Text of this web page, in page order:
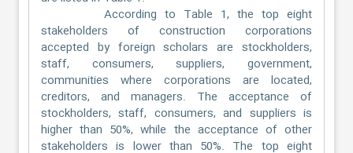
According to Table 1, the top eight
stakeholders of construction corporations
accepted by foreign scholars are stockholders,
staff, consumers, suppliers, government,
communities where corporations are located,
creditors, and managers. The acceptance of
stockholders, staff, consumers, and suppliers is
higher than 50%, while the acceptance of other
stakeholders is lower than 50%. The top eight